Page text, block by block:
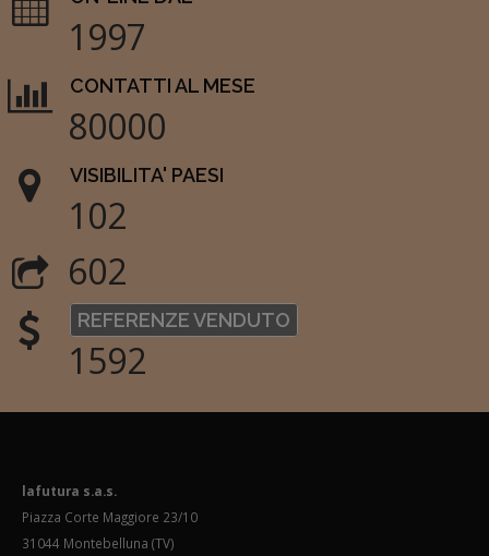
1997
CONTATTI AL MESE
80000
VISIBILITA' PAESI
102
602
REFERENZE VENDUTO
1592
lafutura s.a.s.
Piazza Corte Maggiore 23/10
31044 Montebelluna (TV)